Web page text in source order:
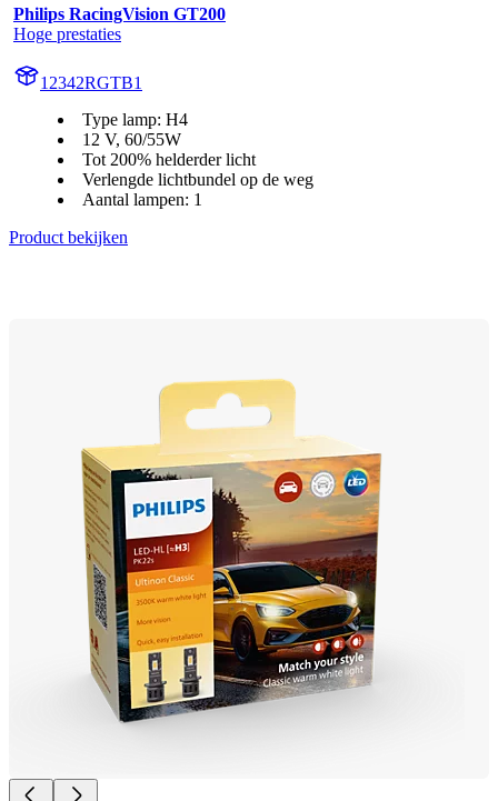
Philips RacingVision GT200
Hoge prestaties
12342RGTB1
Type lamp: H4
12 V, 60/55W
Tot 200% helderder licht
Verlengde lichtbundel op de weg
Aantal lampen: 1
Product bekijken